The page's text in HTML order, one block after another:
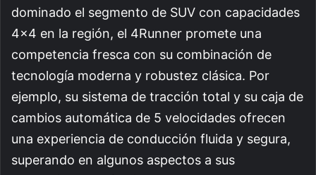
dominado el segmento de SUV con capacidades
4×4 en la región, el 4Runner promete una
competencia fresca con su combinación de
tecnología moderna y robustez clásica. Por
ejemplo, su sistema de tracción total y su caja de
cambios automática de 5 velocidades ofrecen
una experiencia de conducción fluida y segura,
superando en algunos aspectos a sus